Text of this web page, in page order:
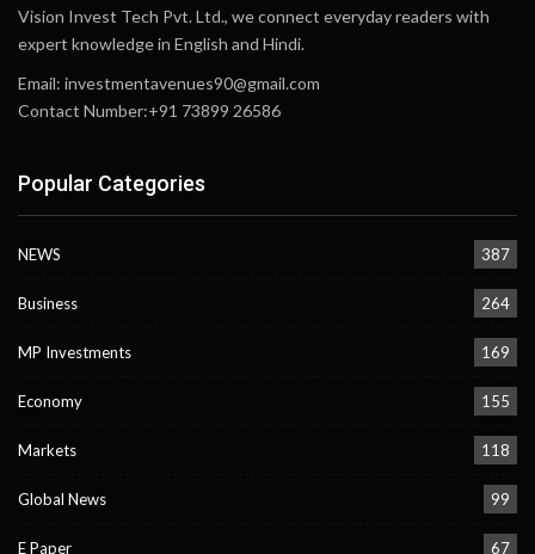
Vision Invest Tech Pvt. Ltd., we connect everyday readers with
expert knowledge in English and Hindi.
Email: investmentavenues90@gmail.com
Contact Number:+91 73899 26586
Popular Categories
NEWS 387
Business 264
MP Investments 169
Economy 155
Markets 118
Global News 99
E Paper 67